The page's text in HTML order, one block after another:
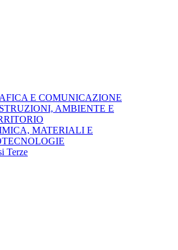
E COMUNICAZIONE
AMBIENTE E
MATERIALI E
Terze